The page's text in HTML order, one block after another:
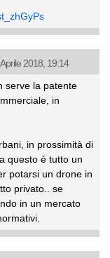
2018, 19:14
serve la patente
in
in prossimità di
questo è tutto un
potarsi un drone in
privato.. se
in un mercato